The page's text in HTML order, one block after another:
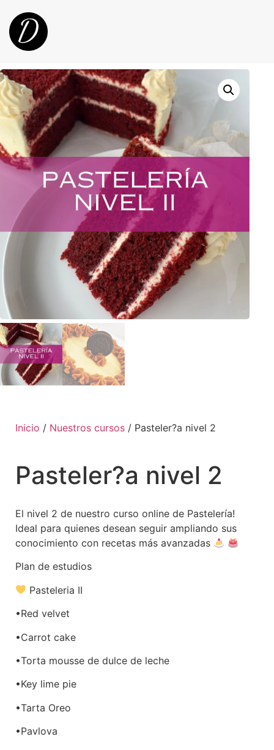
Inicio / Nuestros cursos / Pasteler?a nivel 2
Pasteler?a nivel 2
El nivel 2 de nuestro curso online de Pastelería!
Ideal para quienes desean seguir ampliando sus
conocimiento con recetas más avanzadas
Plan de estudios
Pasteleria II
•Red velvet
•Carrot cake
•Torta mousse de dulce de leche
•Key lime pie
•Tarta Oreo
•Pavlova